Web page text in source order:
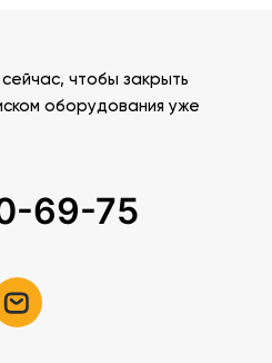
чтобы закрыть
оборудования уже
69-75